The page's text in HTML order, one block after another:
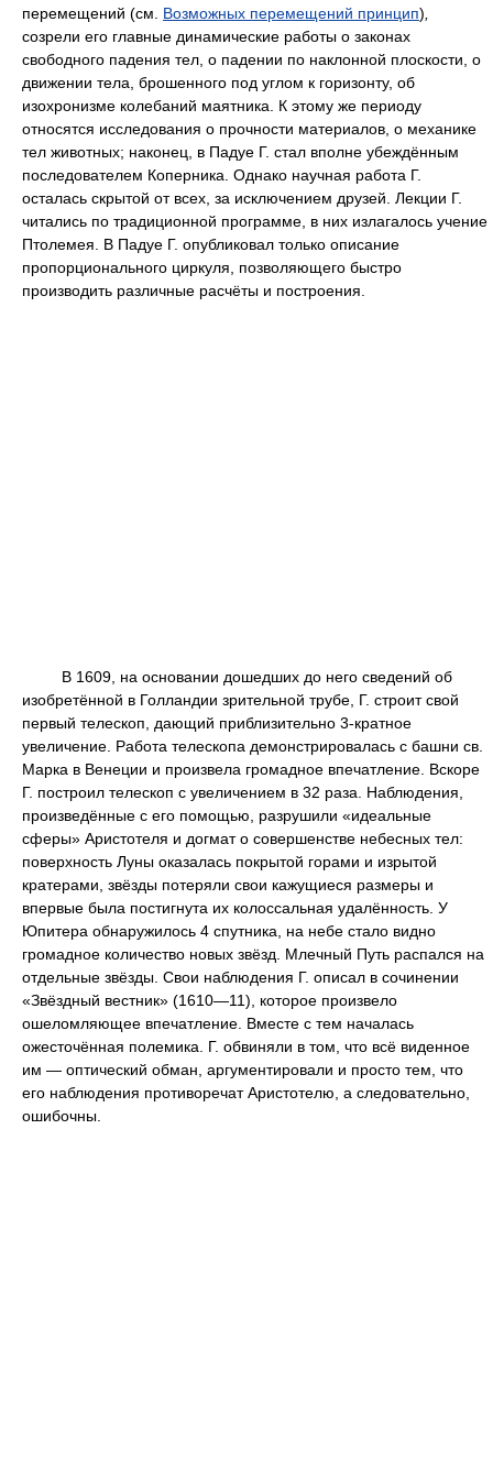
перемещений (см. Возможных перемещений принцип)
созрели его главные динамические работы о законах
свободного падения тел, о падении по наклонной плоскости, о
движении тела, брошенного под углом к горизонту, об
изохронизме колебаний маятника. К этому же периоду
относятся исследования о прочности материалов, о механике
тел животных; наконец, в Падуе Г. стал вполне убеждённым
последователем Коперника. Однако научная работа Г.
осталась скрытой от всех, за исключением друзей. Лекции Г.
читались по традиционной программе, в них излагалось учение
Птолемея. В Падуе Г. опубликовал только описание
пропорционального циркуля, позволяющего быстро
производить различные расчёты и построения.
В 1609, на основании дошедших до него сведений об
изобретённой в Голландии зрительной трубе, Г. строит свой
первый телескоп, дающий приблизительно 3-кратное
увеличение. Работа телескопа демонстрировалась с башни св.
Марка в Венеции и произвела громадное впечатление. Вскоре
Г. построил телескоп с увеличением в 32 раза. Наблюдения,
произведённые с его помощью, разрушили «идеальные
сферы» Аристотеля и догмат о совершенстве небесных тел:
поверхность Луны оказалась покрытой горами и изрытой
кратерами, звёзды потеряли свои кажущиеся размеры и
впервые была постигнута их колоссальная удалённость. У
Юпитера обнаружилось 4 спутника, на небе стало видно
громадное количество новых звёзд. Млечный Путь распался на
отдельные звёзды. Свои наблюдения Г. описал в сочинении
«Звёздный вестник» (1610—11), которое произвело
ошеломляющее впечатление. Вместе с тем началась
ожесточённая полемика. Г. обвиняли в том, что всё виденное
им — оптический обман, аргументировали и просто тем, что
его наблюдения противоречат Аристотелю, а следовательно,
ошибочны.